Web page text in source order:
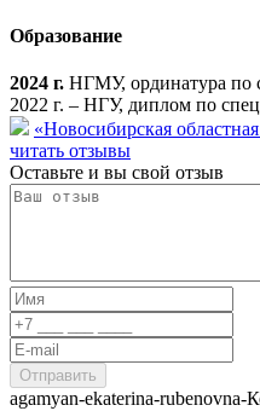
Образование
2024 г. НГМУ, ординатура по
2022 г. – НГУ, диплом по
«Новосибирская
читать отзывы
Оставьте и вы свой отзыв
agamyan-ekaterina-rubenovna-